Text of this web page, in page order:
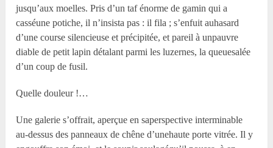
jusqu’aux moelles. Pris d’un taf énorme de gamin qui a
casséune potiche, il n’insista pas : il fila ; s’enfuit auhasard
d’une course silencieuse et précipitée, et pareil à unpauvre
diable de petit lapin détalant parmi les luzernes, la queuesalée
d’un coup de fusil.
Quelle douleur !…
Une galerie s’offrait, aperçue en saperspective interminable
au-dessus des panneaux de chêne d’unehaute porte vitrée. Il y